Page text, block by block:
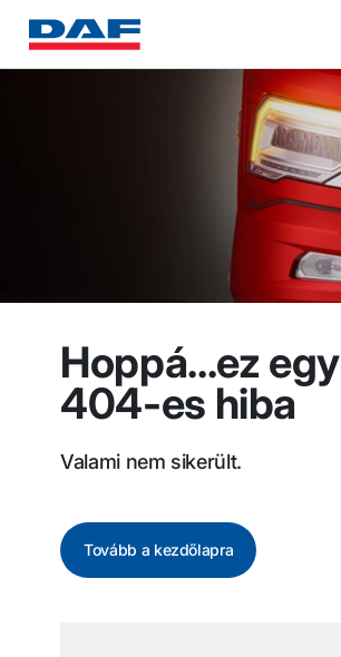
Hoppá...ez egy
404-es hiba
Valami nem sikerült.
Tovább a kezdőlapra